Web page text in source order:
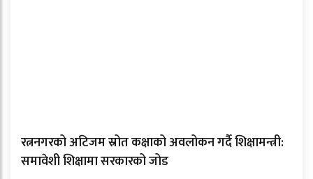
रत्ननगरको अटिजम स्रोत कक्षाको अवलोकन गर्दै शिक्षामन्त्री:
समावेशी शिक्षामा सरकारको जोड